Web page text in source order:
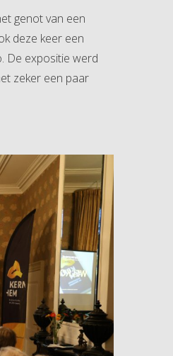
genot van een
deze keer een
De expositie werd
zeker een paar